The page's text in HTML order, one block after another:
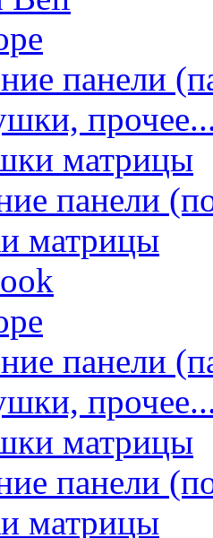
панели
матрицы
панели
матрицы
панели
матрицы
панели
матрицы